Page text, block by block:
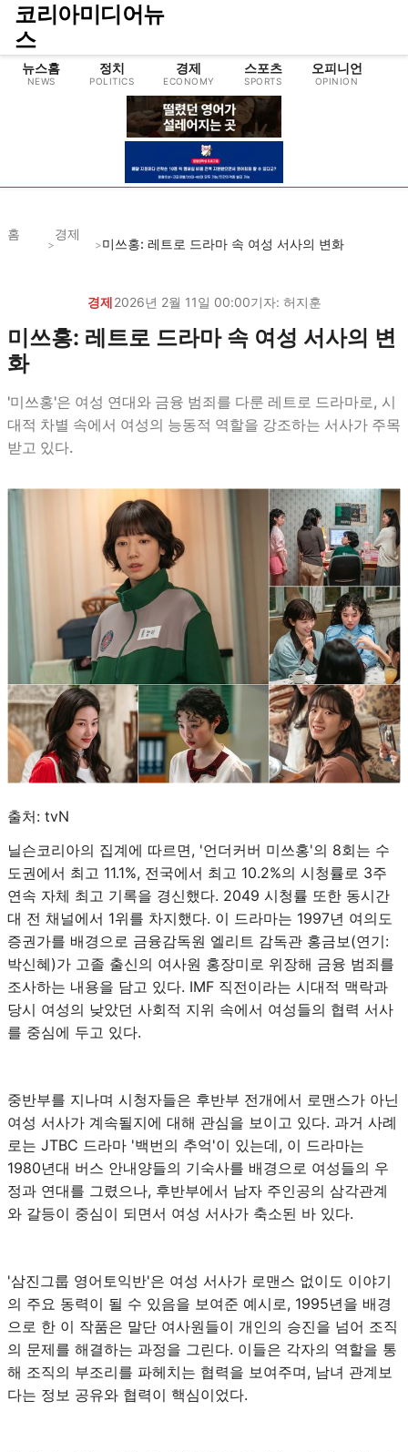
코리아미디어뉴
스
뉴스홈
NEWS
정치
POLITICS
경제
ECONOMY
스포츠
SPORTS
오피니언
OPINION
홈
>
경제
>미쓰홍: 레트로 드라마 속 여성 서사의 변화
경제2026년 2월 11일 00:00기자: 허지훈
미쓰홍: 레트로 드라마 속 여성 서사의 변
화
'미쓰홍'은 여성 연대와 금융 범죄를 다룬 레트로 드라마로, 시
대적 차별 속에서 여성의 능동적 역할을 강조하는 서사가 주목
받고 있다.
출처: tvN
닐슨코리아의 집계에 따르면, '언더커버 미쓰홍'의 8회는 수
도권에서 최고 11.1%, 전국에서 최고 10.2%의 시청률로 3주
연속 자체 최고 기록을 경신했다. 2049 시청률 또한 동시간
대 전 채널에서 1위를 차지했다. 이 드라마는 1997년 여의도
증권가를 배경으로 금융감독원 엘리트 감독관 홍금보(연기:
박신혜)가 고졸 출신의 여사원 홍장미로 위장해 금융 범죄를
조사하는 내용을 담고 있다. IMF 직전이라는 시대적 맥락과
당시 여성의 낮았던 사회적 지위 속에서 여성들의 협력 서사
를 중심에 두고 있다.
중반부를 지나며 시청자들은 후반부 전개에서 로맨스가 아닌
여성 서사가 계속될지에 대해 관심을 보이고 있다. 과거 사례
로는 JTBC 드라마 '백번의 추억'이 있는데, 이 드라마는
1980년대 버스 안내양들의 기숙사를 배경으로 여성들의 우
정과 연대를 그렸으나, 후반부에서 남자 주인공의 삼각관계
와 갈등이 중심이 되면서 여성 서사가 축소된 바 있다.
'삼진그룹 영어토익반'은 여성 서사가 로맨스 없이도 이야기
의 주요 동력이 될 수 있음을 보여준 예시로, 1995년을 배경
으로 한 이 작품은 말단 여사원들이 개인의 승진을 넘어 조직
의 문제를 해결하는 과정을 그린다. 이들은 각자의 역할을 통
해 조직의 부조리를 파헤치는 협력을 보여주며, 남녀 관계보
다는 정보 공유와 협력이 핵심이었다.